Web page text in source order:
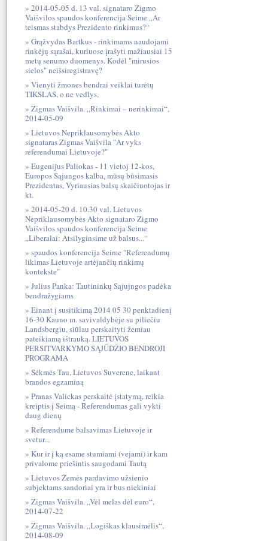
2014-05-05 d. 13 val. signataro Zigmo
Vaišvilos spaudos konferencija Seime „Ar
teismas stabdys Prezidento rinkimus?“
Grąžvydas Bartkus - rinkimams naudojami
rinkėjų sąrašai, kuriuose įrašyti mažiausiai 15
metų senumo duomenys. Kodėl "mirusios
sielos" neišsiregistravę?
Vienyti žmones bendrai veiklai turėtų
TIKSLAS, o ne vedlys.
Zigmas Vaišvila. „Rinkimai – nerinkimai“,
2014-05-09
Lietuvos Nepriklausomybės Akto
signataras Zigmas Vaišvila "Ar vyks
referendumai Lietuvoje?"
Eugenijus Paliokas - 11 vietoj 12-kos,
Europos Sąjungos kalba, mūsų būsimasis
Prezidentas, Vyriausias balsų skaičiuotojas ir
kt.
2014-05-20 d. 10.30 val. Lietuvos
Nepriklausomybės Akto signataro Zigmo
Vaišvilos spaudos konferencija Seime
„Liberalai: Atsilyginsime už balsus...“
spaudos konferencija Seime "Referendumų
likimas Lietuvoje artėjančių rinkimų
kontekste"
Julius Panka: Tautininkų Sąjujngos padėka
bendražygiams
Einant į susitikimą 2014 05 30 penktadienį
16-30 Kauno m. savivaldybėje su piliečiu
Landsbergiu, siūlau perskaityti žemiau
pateikiamą ištrauką. LIETUVOS
PERSITVARKYMO SĄJŪDŽIO BENDROJI
PROGRAMA
Sėkmės Tau, Lietuvos Suverene, laikant
brandos egzaminą
Pranas Valickas perskaitė įstatymą, reikia
kreiptis į Seimą - Referendumas gali vykti
daug dienų
Referendume balsavimas Lietuvoje ir
svetur...
Kur ir į ką esame stumiami (vejami) ir kam
privalome priešintis saugodami Tautą
Lietuvos Žemės pardavimo užsienio
subjektams sandoriai yra ir bus niekiniai
Zigmas Vaišvila. „Vėl melas dėl euro“,
2014-07-22
Zigmas Vaišvila. „Logiškas klausimėlis“,
2014-08-09